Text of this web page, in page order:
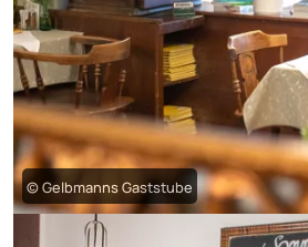
© Gelbmanns Gaststube